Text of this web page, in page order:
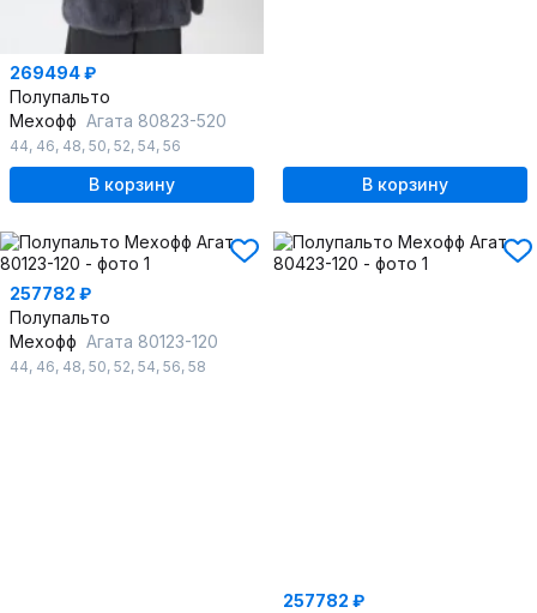
269494 ₽
Полупальто
Мехофф Агата 80823-520
44, 46, 48, 50, 52, 54, 56
В корзину В корзину
257782 ₽
Полупальто
Мехофф Агата 80123-120
44, 46, 48, 50, 52, 54, 56, 58
257782 ₽